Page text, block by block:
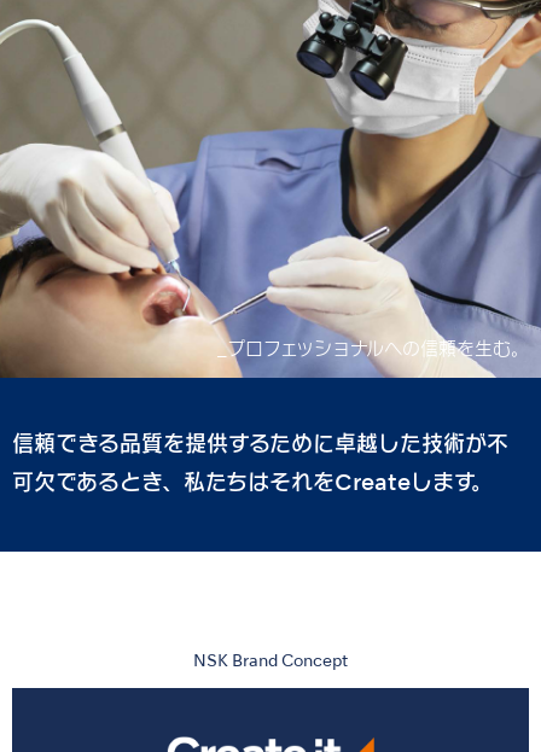
_プロフェッショナルへの信頼を生む。
信頼できる品質を提供するために卓越した技術が不
可欠であるとき、私たちはそれをCreateします。
_工場の未来をつくる。
_より良い治療を生み出す。
_プロフェッショナルへの信頼を生む。
_工場の未来をつくる。
_より良い治療を生み出す。
NSK Brand Concept